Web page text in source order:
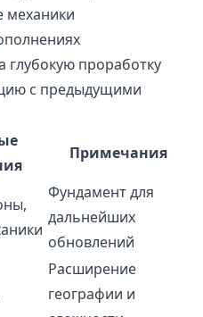
механики
глубокую проработку
с предыдущими
Примечания
Фундамент для
дальнейших
обновлений
Расширение
географии и